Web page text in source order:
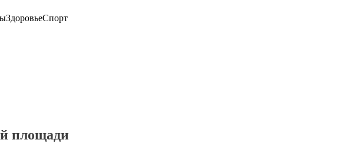
ЗдоровьеСпорт
площади